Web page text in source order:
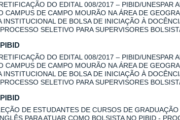
DO EDITAL 008/2017 – PIBID/UNESPAR
CAMPUS DE CAMPO MOURÃO NA ÁREA DE
INSTITUCIONAL DE BOLSA DE INICIAÇÃO À
SELETIVO PARA SUPERVISORES
DO EDITAL 008/2017 – PIBID/UNESPAR
CAMPUS DE CAMPO MOURÃO NA ÁREA DE
INSTITUCIONAL DE BOLSA DE INICIAÇÃO À
SELETIVO PARA SUPERVISORES
DE ESTUDANTES DE CURSOS DE
PARA ATUAR COMO BOLSISTA NO PIBID -